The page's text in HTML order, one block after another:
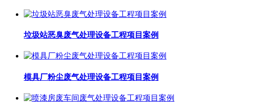
垃圾站恶臭废气处理设备工程项目案例
模具厂粉尘废气处理设备工程项目案例